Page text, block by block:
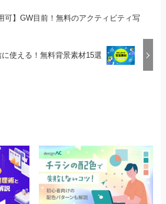
可】GW目前！無料のアクティビティ写
に使える！無料背景素材15選